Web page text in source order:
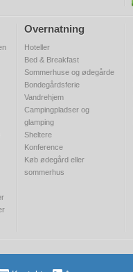
Overnatning
Hoteller
Bed & Breakfast
Sommerhuse og ødegårde
Bondegårdsferie
Vandrehjem
Campingpladser og
glamping
Sheltere
Konference
Køb ødegård eller
sommerhus